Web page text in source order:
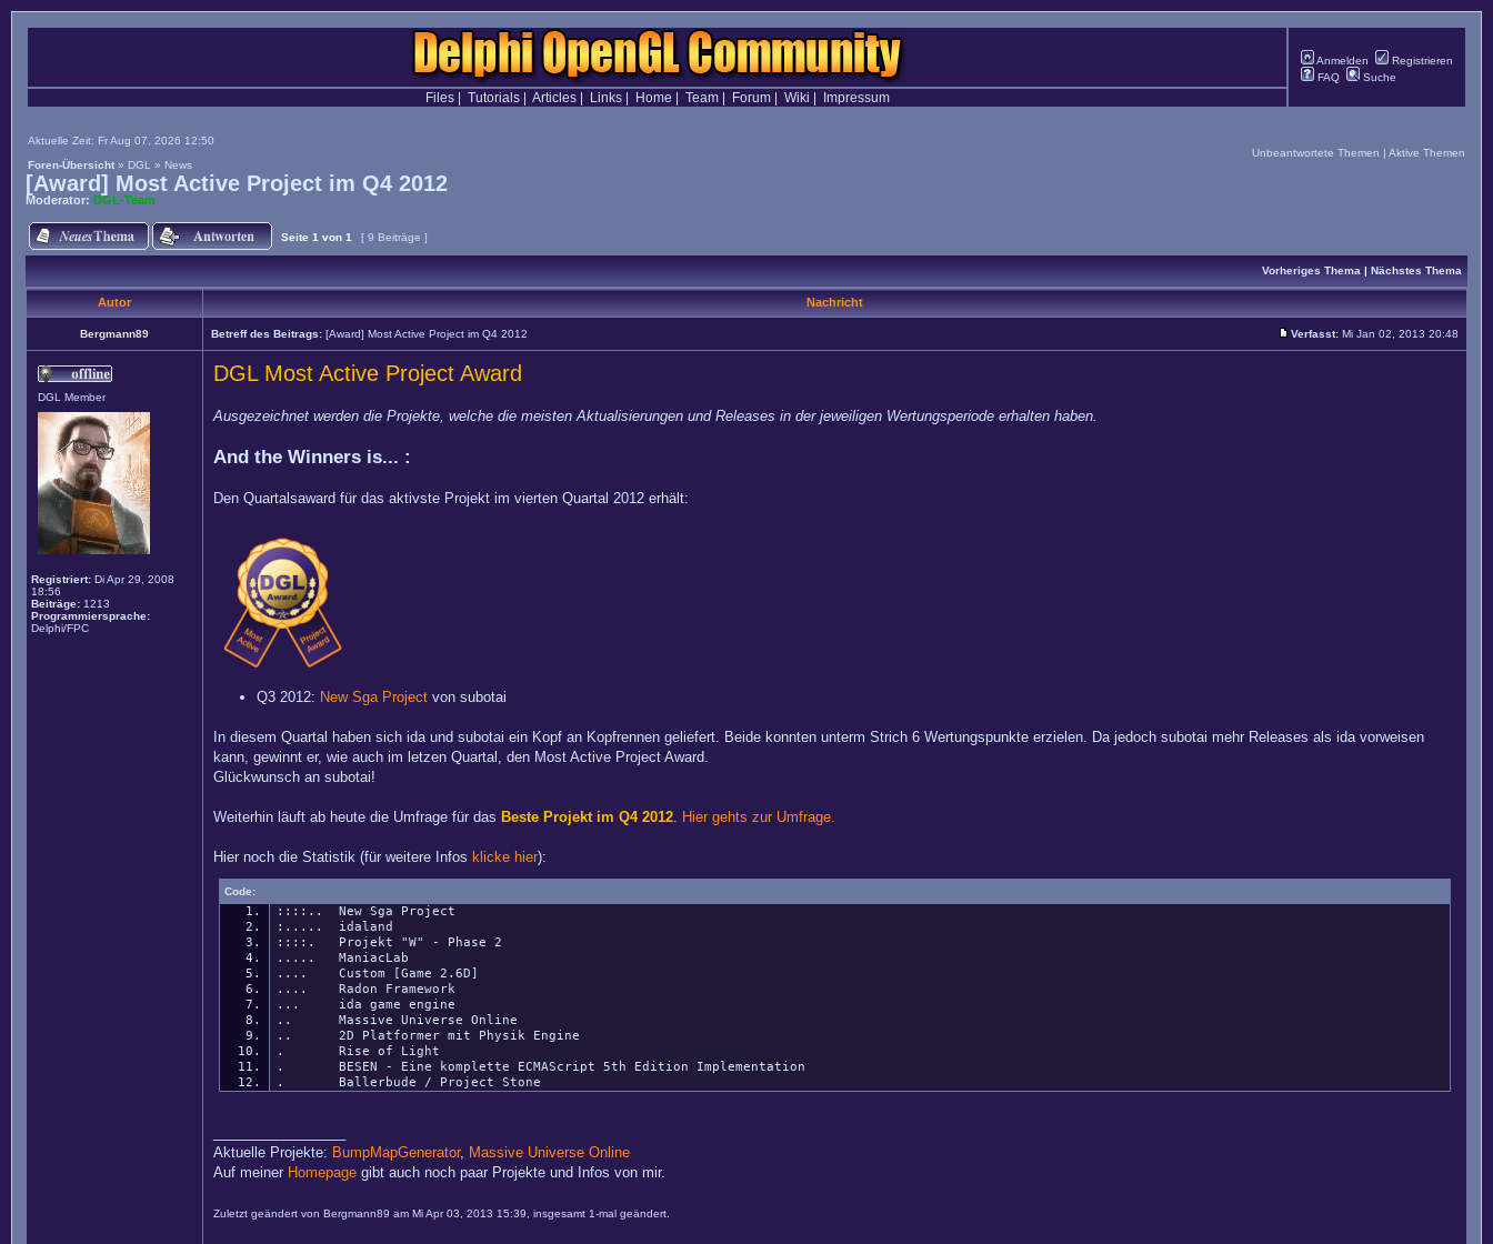
Anmelden
Registrieren
FAQ
Suche
Files| Tutorials| Articles| Links| Home Team| Forum| Wiki Impressum
Aktuelle Zeit: Fr Aug 07, 2026 12:50
Foren-Übersicht » DGL » News
Unbeantwortete Themen | Aktive Themen
[Award] Most Active Project im Q4 2012
Moderator: DGL-Team
Seite 1 von 1 [ 9 Beiträge ]
Vorheriges Thema | Nächstes Thema
Autor Nachricht
Bergmann89 Betreff des Beitrags: [Award] Most Active Project im Q4 2012 Verfasst: Mi Jan 02, 2013 20:48
DGL Member
Registriert: Di Apr 29, 2008
18:56
Beiträge: 1213
Programmiersprache:
Delphi/FPC
DGL Most Active Project Award
Ausgezeichnet werden die Projekte, welche die meisten Aktualisierungen und Releases in der jeweiligen Wertungsperiode erhalten haben.
And the Winners is... :
Den Quartalsaward für das aktivste Projekt im vierten Quartal 2012 erhält:
Q3 2012: New Sga Project von subotai
In diesem Quartal haben sich ida und subotai ein Kopf an Kopfrennen geliefert. Beide konnten unterm Strich 6 Wertungspunkte erzielen. Da jedoch subotai mehr Releases als ida vorweisen
kann, gewinnt er, wie auch im letzen Quartal, den Most Active Project Award.
Glückwunsch an subotai!
Weiterhin läuft ab heute die Umfrage für das Beste Projekt im Q4 2012. Hier gehts zur Umfrage.
Hier noch die Statistik (für weitere Infos klicke hier):
Code:
::::.. New Sga Project
:..... idaland
::::. Projekt "W" - Phase 2
..... ManiacLab
.... Custom [Game 2.6D]
.... Radon Framework
... ida game engine
.. Massive Universe Online
.. 2D Platformer mit Physik Engine
. Rise of Light
. BESEN - Eine komplette ECMAScript 5th Edition Implementation
. Ballerbude / Project Stone
Aktuelle Projekte: BumpMapGenerator, Massive Universe Online
Auf meiner Homepage gibt auch noch paar Projekte und Infos von mir.
Zuletzt geändert von Bergmann89 am Mi Apr 03, 2013 15:39, insgesamt 1-mal geändert.